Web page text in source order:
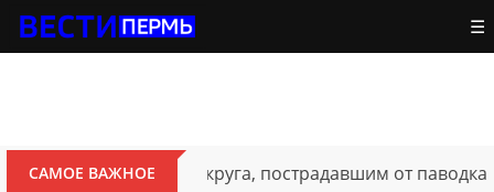
☰
САМОЕ ВАЖНОЕ
Октябрьского округа, пострадавшим от паводка